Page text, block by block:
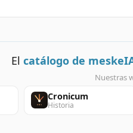
El catálogo de
Nuestras
Cronicum
Historia